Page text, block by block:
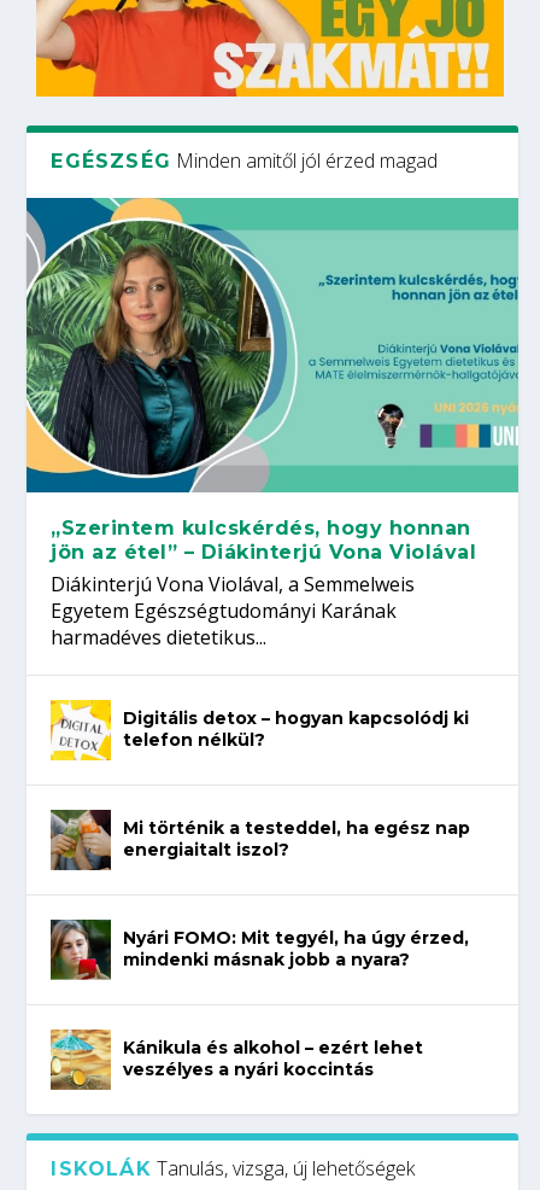
EGÉSZSÉG Minden amitől jól érzed magad
„Szerintem kulcskérdés, hogy honnan
jön az étel” – Diákinterjú Vona Violával
Diákinterjú Vona Violával, a Semmelweis
Egyetem Egészségtudományi Karának
harmadéves dietetikus...
Digitális detox – hogyan kapcsolódj ki
telefon nélkül?
Mi történik a testeddel, ha egész nap
energiaitalt iszol?
Nyári FOMO: Mit tegyél, ha úgy érzed,
mindenki másnak jobb a nyara?
Kánikula és alkohol – ezért lehet
veszélyes a nyári koccintás
ISKOLÁK Tanulás, vizsga, új lehetőségek